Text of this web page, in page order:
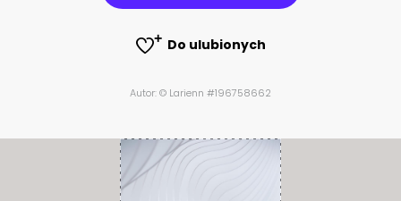
Do ulubionych
Autor: © Larienn #196758662